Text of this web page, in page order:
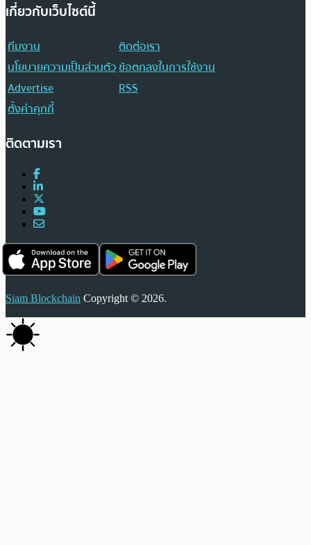
เกี่ยวกับเว็บไซต์นี้
ทีมงาน
ติดต่อเรา
นโยบายความเป็นส่วนตัวข้อตกลงในการใช้งาน
Advertise
RSS
ตั้งค่าคุกกี้
ติดตามเรา
Siam Blockchain Copyright © 2026.